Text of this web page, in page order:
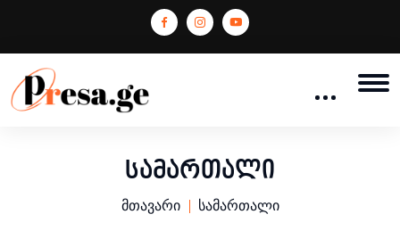
სამართალი
მთავარი სამართალი